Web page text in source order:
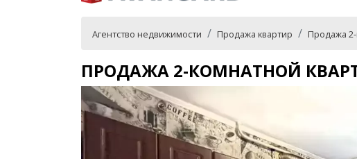
Агентство недвижимости Продажа квартир Продажа 2-
ПРОДАЖА 2-КОМНАТНОЙ